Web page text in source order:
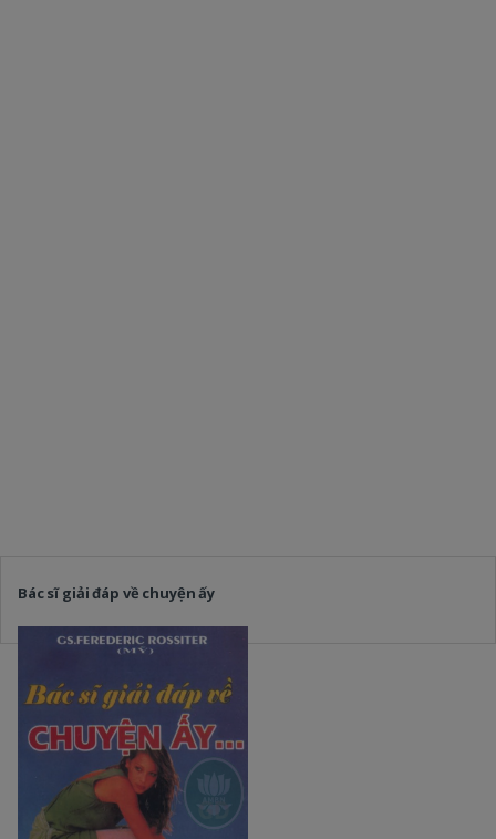
Bác sĩ giải đáp về chuyện ấy